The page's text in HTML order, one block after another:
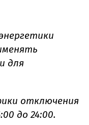
для
отключения
до 24:00.